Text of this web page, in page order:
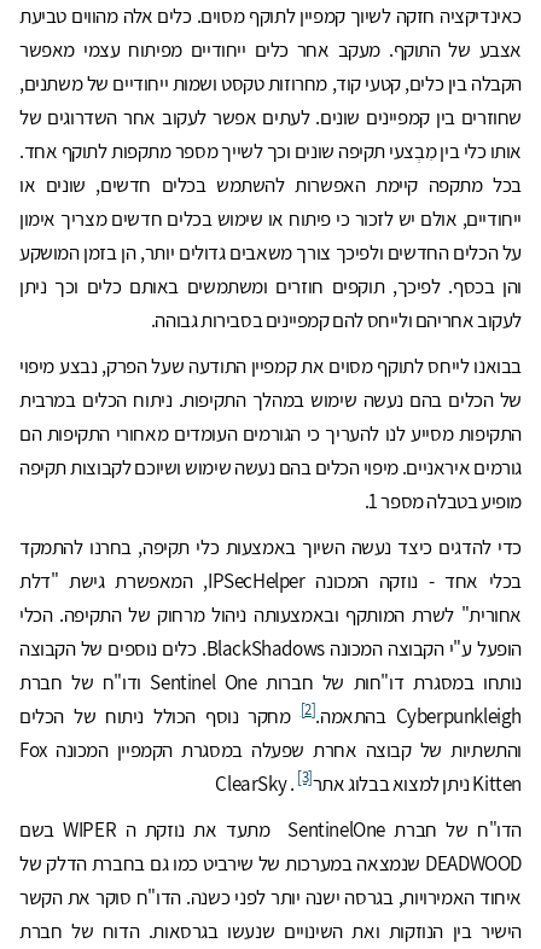
כאינדיקציה חזקה לשיוך קמפיין לתוקף מסוים. כלים אלה מהווים טביעת
אצבע של התוקף. מעקב אחר כלים ייחודיים מפיתוח עצמי מאפשר
הקבלה בין כלים, קטעי קוד, מחרוזות טקסט ושמות ייחודיים של משתנים,
שחוזרים בין קמפיינים שונים. לעתים אפשר לעקוב אחר השדרוגים של
אותו כלי בין מִבְצעי תקיפה שונים וכך לשייך מספר מתקפות לתוקף אחד.
בכל מתקפה קיימת האפשרות להשתמש בכלים חדשים, שונים או
ייחודיים, אולם יש לזכור כי פיתוח או שימוש בכלים חדשים מצריך אימון
על הכלים החדשים ולפיכך צורך משאבים גדולים יותר, הן בזמן המושקע
והן בכסף. לפיכך, תוקפים חוזרים ומשתמשים באותם כלים וכך ניתן
לעקוב אחריהם ולייחס להם קמפיינים בסבירות גבוהה.
בבואנו לייחס לתוקף מסוים את קמפיין התודעה שעל הפרק, נבצע מיפוי
של הכלים בהם נעשה שימוש במהלך התקיפות. ניתוח הכלים במרבית
התקיפות מסייע לנו להעריך כי הגורמים העומדים מאחורי התקיפות הם
גורמים איראניים. מיפוי הכלים בהם נעשה שימוש ושיוכם לקבוצות תקיפה
מופיע בטבלה מספר 1.
כדי להדגים כיצד נעשה השיוך באמצעות כלי תקיפה, בחרנו להתמקד
בכלי אחד - נוזקה המכונה IPSecHelper, המאפשרת גישת "דלת
אחורית" לשרת המותקף ובאמצעותה ניהול מרחוק של התקיפה. הכלי
הופעל ע"י הקבוצה המכונה BlackShadows. כלים נוספים של הקבוצה
נותחו במסגרת דו"חות של חברות Sentinel One ודו"ח של חברת
Cyberpunkleigh בהתאמה.
[2] מחקר נוסף הכולל ניתוח של הכלים
והתשתיות של קבוצה אחרת שפעלה במסגרת הקמפיין המכונה Fox
Kitten ניתן למצוא בבלוג אתרClearSky .
[3]
הדו"ח של חברת SentinelOne מתעד את נוזקת ה WIPER בשם
DEADWOOD שנמצאה במערכות של שירביט כמו גם בחברת הדלק של
איחוד האמירויות, בגרסה ישנה יותר לפני כשנה. הדו"ח סוקר את הקשר
הישיר בין הנוזקות ואת השינויים שנעשו בגרסאות. הדוח של חברת